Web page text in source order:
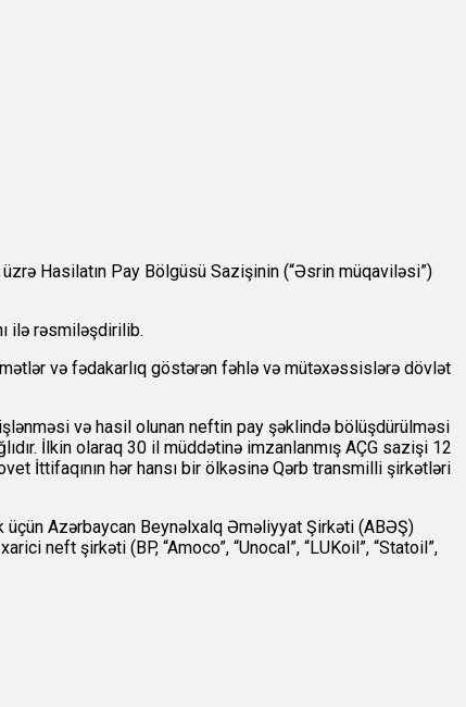
Hasilatın Pay Bölgüsü Sazişinin (“Əsrin müqaviləsi”)
ilə rəsmiləşdirilib.
və fədakarlıq göstərən fəhlə və mütəxəssislərə dövlət
və hasil olunan neftin pay şəklində bölüşdürülməsi
İlkin olaraq 30 il müddətinə imzanlanmış AÇG sazişi 12
İttifaqının hər hansı bir ölkəsinə Qərb transmilli şirkətləri
üçün Azərbaycan Beynəlxalq Əməliyyat Şirkəti (ABƏŞ)
neft şirkəti (BP, “Amoco”, “Unocal”, “LUKoil”, “Statoil”,